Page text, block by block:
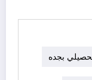
بجده